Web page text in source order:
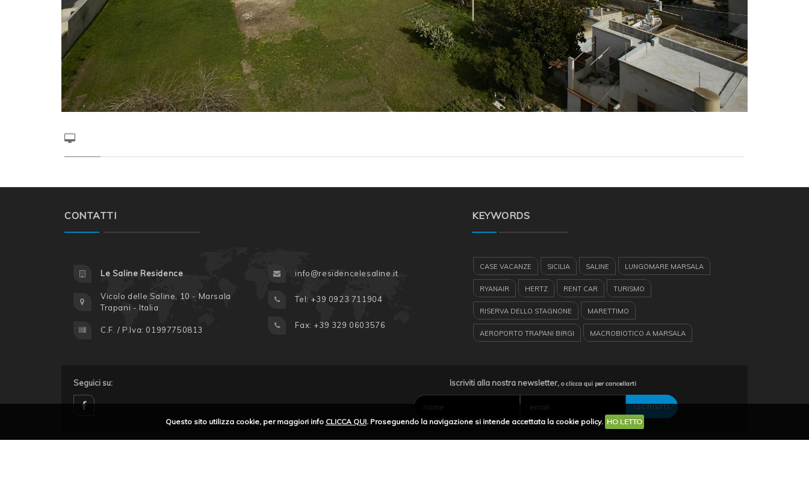
Questo sito utilizza cookie, per maggiori info CLICCA QUI. Proseguendo la navigazione si intende accettata la cookie policy. HO LETTO
CONTATTI
Le Saline Residence
Vicolo delle Saline, 10 - Marsala
Trapani - Italia
C.F. / P.Iva: 01997750813
info@residencelesaline.it
Tel: +39 0923 711904
Fax: +39 329 0603576
KEYWORDS
CASE VACANZE SICILIA SALINE LUNGOMARE MARSALA
RYANAIR HERTZ RENT CAR TURISMO
RISERVA DELLO STAGNONE MARETTIMO
AEROPORTO TRAPANI BIRGI MACROBIOTICO A MARSALA
ISOLE DELLO STAGNONE
CASE VACANZA SICILIA BARCHE A VELA
Seguici su: Iscriviti alla nostra newsletter, o clicca qui per cancellarti